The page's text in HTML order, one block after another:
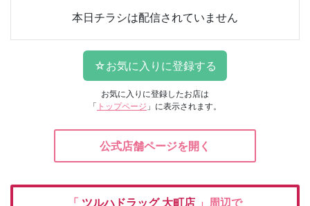
本日チラシは配信されていません
お気に入りに登録したお店は
「 トップページ 」に表示されます。
公式店舗ページを開く
「 ツルハドラッグ 大町店 」周辺で